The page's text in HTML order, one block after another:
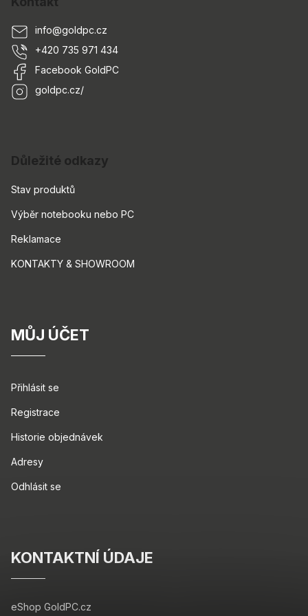
info@goldpc.cz
+420 735 971 434
Facebook GoldPC
goldpc.cz/
Důležité odkazy
Stav produktů
Výběr notebooku nebo PC
Reklamace
KONTAKTY & SHOWROOM
MŮJ ÚČET
Přihlásit se
Registrace
Historie objednávek
Adresy
Odhlásit se
KONTAKTNÍ ÚDAJE
eShop GoldPC.cz